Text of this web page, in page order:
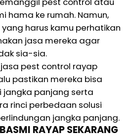
hama ke rumah. Namun,
harus kamu perhatikan
jasa mereka agar
sia-sia.
pest control rayap
pastikan mereka bisa
jangka panjang serta
rinci perbedaan solusi
jangka panjang.
RAYAP SEKARANG